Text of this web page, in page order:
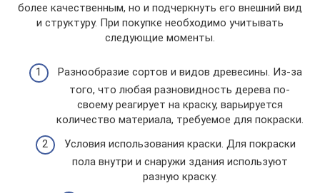
более качественным, но и подчеркнуть его внешний вид
и структуру. При покупке необходимо учитывать
следующие моменты.
Разнообразие сортов и видов древесины. Из-за
того, что любая разновидность дерева по-
своему реагирует на краску, варьируется
количество материала, требуемое для покраски.
Условия использования краски. Для покраски
пола внутри и снаружи здания используют
разную краску.